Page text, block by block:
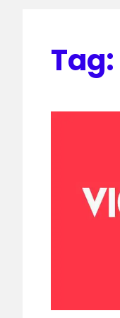
Tag: